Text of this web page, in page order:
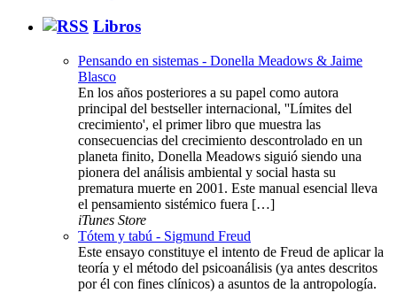
Libros
Pensando en sistemas - Donella Meadows & Jaime
Blasco
En los años posteriores a su papel como autora
principal del bestseller internacional, ''Límites del
crecimiento', el primer libro que muestra las
consecuencias del crecimiento descontrolado en un
planeta finito, Donella Meadows siguió siendo una
pionera del análisis ambiental y social hasta su
prematura muerte en 2001. Este manual esencial lleva
el pensamiento sistémico fuera […]
iTunes Store
Tótem y tabú - Sigmund Freud
Este ensayo constituye el intento de Freud de aplicar la
teoría y el método del psicoanálisis (ya antes descritos
por él con fines clínicos) a asuntos de la antropología.